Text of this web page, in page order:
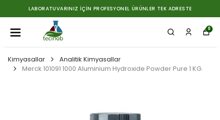
LABORATUVARINIZ İÇIN PROFESYONEL ÜRÜNLER TEK ADRESTE
0
Kimyasallar
Analitik Kimyasallar
Merck 101091 1000 Aluminium Hydroxide Powder Pure 1 KG.